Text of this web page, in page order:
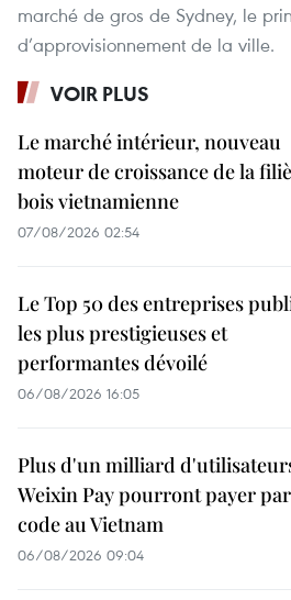
marché de gros de Sydney, le
d’approvisionnement de la ville.
VOIR PLUS
Le marché intérieur, nouveau
moteur de croissance de la
bois vietnamienne
07/08/2026 02:54
Le Top 50 des entreprises
les plus prestigieuses et
performantes dévoilé
06/08/2026 16:05
Plus d'un milliard
Weixin Pay pourront payer
code au Vietnam
06/08/2026 09:04